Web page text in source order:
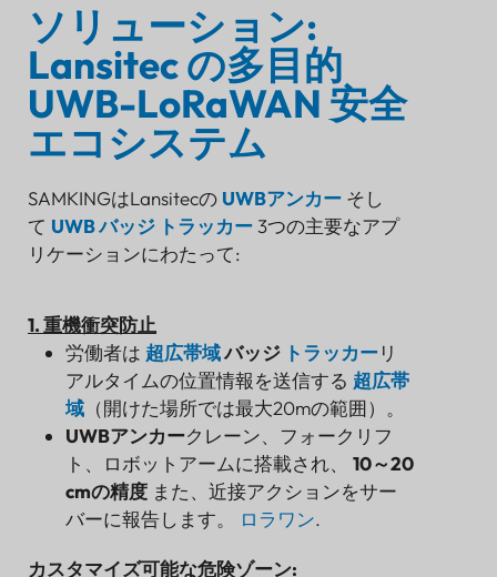
ソリューション:
Lansitec の多目的
UWB-LoRaWAN 安全
エコシステム
SAMKINGはLansitecの UWBアンカー そし
て UWB バッジ トラッカー3つの主要なアプ
リケーションにわたって:
1. 重機衝突防止
労働者は 超広帯域バッジ トラッカーリ
アルタイムの位置情報を送信する 超広帯
域 （開けた場所では最大20mの範囲）。
UWBアンカークレーン、フォークリフ
ト、ロボットアームに搭載され、 10～20
cmの精度 また、近接アクションをサー
バーに報告します。
ロラワン.
カスタマイズ可能な危険ゾーン: